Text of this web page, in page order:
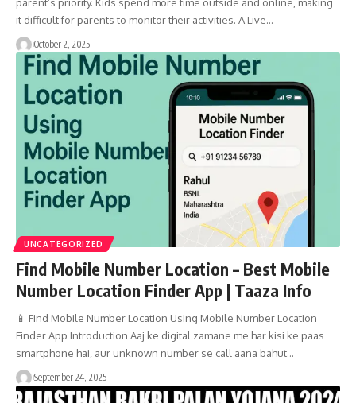
it difficult for parents to monitor their activities. A Live…
October 2, 2025
UNCATEGORIZED
Find Mobile Number Location – Best Mobile
Number Location Finder App | Taaza Info
📱 Find Mobile Number Location Using Mobile Number Location
Finder App Introduction Aaj ke digital zamane me har kisi ke paas
smartphone hai, aur unknown number se call aana bahut…
September 24, 2025